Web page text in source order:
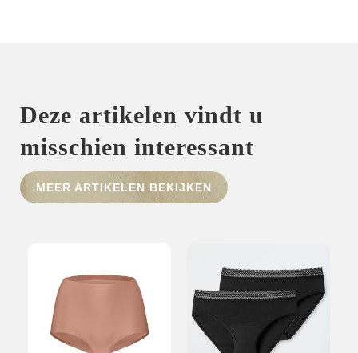
HOME
MERKEN
NIEUWS
CONTACT
Deze artikelen vindt u
misschien interessant
MEER ARTIKELEN BEKIJKEN